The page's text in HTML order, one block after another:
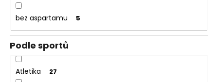
bez aspartamu 5
Podle sportů
Atletika 27